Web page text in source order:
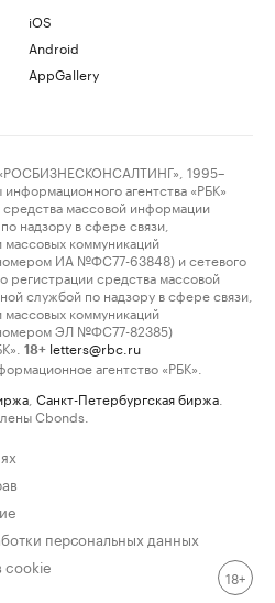
iOS
Android
AppGallery
1995–
агентства «РБК»
массовой информации
надзору в сфере связи,
коммуникаций
ИА №ФС77-63848) и сетевого
регистрации средства массовой
службой по надзору в сфере связи,
коммуникаций
ЭЛ №ФС77-82385)
18+ letters@rbc.ru
агентство «РБК».
Санкт-Петербургская биржа
Cbonds.
персональных данных
cookie
18+